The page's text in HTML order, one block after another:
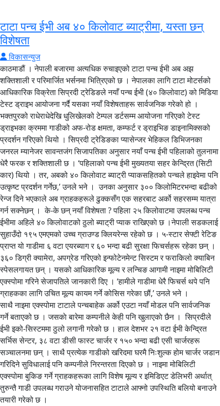
टाटा पन्च ईभी अब ४० किलोवाट ब्याट्रीमा, यस्ता छन्
विशेषता
विकासन्युज
काठमाडौं । नेपाली बजारमा अत्यधिक रुचाइएको टाटा पन्च ईभी अब अझ
शक्तिशाली र परिमार्जित भर्सनमा भित्रिएको छ । नेपालका लागि टाटा मोटर्सको
आधिकारिक विक्रेता सिप्रदी ट्रेडिङले नयाँ पन्च ईभी (४० किलोवाट) को मिडिया
टेस्ट ड्राइभ आयोजना गर्दै यसका नयाँ विशेषताहरू सार्वजनिक गरेको हो ।
भक्तपुरको राधेराधेदेखि धुलिखेलको टेम्पल डर्टसम्म आयोजना गरिएको टेस्ट
ड्राइभका क्रममा गाडीको अफ-रोड क्षमता, कम्फर्ट र ड्राइभिङ डाइनामिक्सको
प्रदर्शन गरिएको थियो । सिप्रदी ट्रेडिङका प्यासेन्जर भेहिकल डिभिजनका
जनरल म्यानेजर सावन्तजंग सिजापतिका अनुसार नयाँ पन्च ईभी पहिलाको तुलनामा
धेरै फरक र शक्तिशाली छ । ‘पहिलाको पन्च ईभी मुख्यतया सहर केन्द्रित (सिटी
कार) थियो । तर, अबको ४० किलोवाट ब्याट्री प्याकसहितको पन्चले हाइवेमा पनि
उत्कृष्ट प्रदर्शन गर्नेछ,’ उनले भने । उनका अनुसार ३०० किलोमिटरभन्दा बढीको
रेन्ज दिने भएकाले अब ग्राहकहरूले ढुक्कसँग एक सहरबाट अर्को सहरसम्म यात्रा
गर्न सक्नेछन् । के-के छन् नयाँ विशेषता ? पहिला २५ किलोवाटमा उपलब्ध पन्च
ईभीमा अहिले ४० किलोवाटको ठुलो ब्याट्री प्याक राखिएकाे छ ।नेपाली सडकलाई
सुहाउँदो १९५ एमएमको उच्च ग्राउण्ड क्लियरेन्स रहेको छ । ५-स्टार सेफ्टी रेटिङ
प्राप्त यो गाडीमा ६ वटा एयरब्याग र ६० भन्दा बढी सुरक्षा फिचर्सहरू रहेका छन् ।
३६० डिग्री क्यामेरा, अपग्रेड गरिएको इन्फोटेनमेन्ट सिस्टम र फराकिलो क्याबिन
स्पेसलगायत छन् । यसको आधिकारिक मूल्य र लन्चिङ आगामी नाइमा मोबिलिटी
एक्स्पोमा गरिने सेजापतिले जानकारी दिए । ‘हामीले गाडीमा धेरै फिचर्स थपे पनि
ग्राहकका लागि उचित मूल्य कायम गर्ने कोसिस गरेका छौं,’ उनले भने ।
साथै नाइमा एक्स्पोमा टाटाले पन्चबाहेक अर्को एउटा नयाँ मोडल पनि सार्वजनिक
गर्ने बताएको छ । जसकाे बारेमा कम्पनीले केही पनि खुलाएकाे छैन । सिप्रदीले
ईभी इको-सिस्टममा ठुलो लगानी गरेको छ । हाल देशभर २१ वटा ईभी केन्द्रित
सर्भिस सेन्टर, ३८ वटा डीसी फास्ट चार्जर र १५० भन्दा बढी एसी चार्जरहरू
सञ्चालनमा छन् । साथै प्रत्येक गाडीको खरिदमा घरमै निःशुल्क होम चार्जर जडान
गरिदिने सुविधालाई पनि कम्पनीले निरन्तरता दिएको छ । नाइमा मोबिलिटी
एक्स्पोमा बुकिङ गर्ने ग्राहकहरूका लागि विशेष मूल्य र इमिडिएट डेलिभरी अर्थात्
तुरुन्तै गाडी उपलब्ध गराउने योजनासहित टाटाले आफ्नो उपस्थिति बलियो बनाउने
तयारी गरेको छ ।